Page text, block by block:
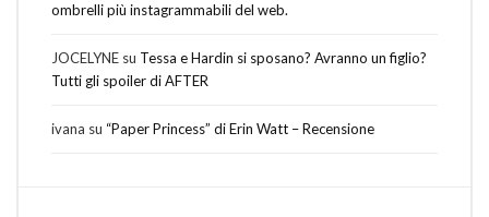
ombrelli più instagrammabili del web.
JOCELYNE su Tessa e Hardin si sposano? Avranno un figlio?
Tutti gli spoiler di AFTER
ivana su “Paper Princess” di Erin Watt – Recensione